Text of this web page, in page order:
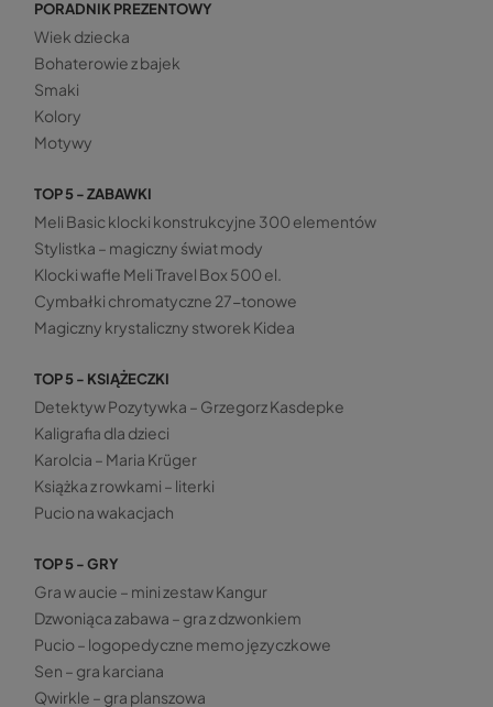
PORADNIK PREZENTOWY
Wiek dziecka
Bohaterowie z bajek
Smaki
Kolory
Motywy
TOP 5 - ZABAWKI
Meli Basic klocki konstrukcyjne 300 elementów
Stylistka – magiczny świat mody
Klocki wafle Meli Travel Box 500 el.
Cymbałki chromatyczne 27-tonowe
Magiczny krystaliczny stworek Kidea
TOP 5 - KSIĄŻECZKI
Detektyw Pozytywka – Grzegorz Kasdepke
Kaligrafia dla dzieci
Karolcia – Maria Krüger
Książka z rowkami – literki
Pucio na wakacjach
TOP 5 - GRY
Gra w aucie – mini zestaw Kangur
Dzwoniąca zabawa – gra z dzwonkiem
Pucio – logopedyczne memo języczkowe
Sen – gra karciana
Qwirkle – gra planszowa